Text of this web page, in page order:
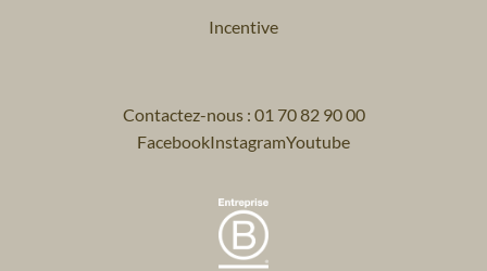
Incentive
Contactez-nous : 01 70 82 90 00
FacebookInstagramYoutube